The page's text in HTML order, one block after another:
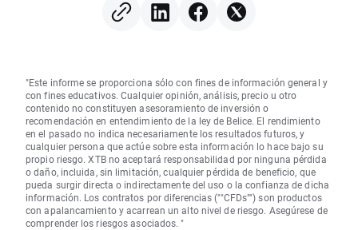
seis años
"Este informe se proporciona sólo con fines de información general y
con fines educativos. Cualquier opinión, análisis, precio u otro
contenido no constituyen asesoramiento de inversión o
recomendación en entendimiento de la ley de Belice. El rendimiento
en el pasado no indica necesariamente los resultados futuros, y
cualquier persona que actúe sobre esta información lo hace bajo su
propio riesgo. XTB no aceptará responsabilidad por ninguna pérdida
o daño, incluida, sin limitación, cualquier pérdida de beneficio, que
pueda surgir directa o indirectamente del uso o la confianza de dicha
información. Los contratos por diferencias (""CFDs"") son productos
con apalancamiento y acarrean un alto nivel de riesgo. Asegúrese de
comprender los riesgos asociados. "